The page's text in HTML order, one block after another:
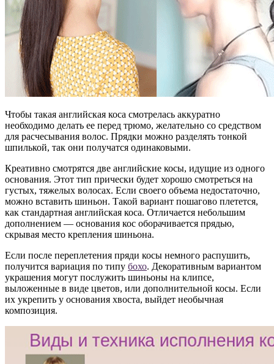
Чтобы такая английская коса смотрелась аккуратно
необходимо делать ее перед трюмо, желательно со средством
для расчесывания волос. Прядки можно разделять тонкой
шпилькой, так они получатся одинаковыми.
Креативно смотрятся две английские косы, идущие из одного
основания. Этот тип прически будет хорошо смотреться на
густых, тяжелых волосах. Если своего объема недостаточно,
можно вставить шиньон. Такой вариант пошагово плетется,
как стандартная английская коса. Отличается небольшим
дополнением — основания кос оборачивается прядью,
скрывая место крепления шиньона.
Если после переплетения пряди косы немного распушить,
получится вариация по типу бохо. Декоративным вариантом
украшения могут послужить шиньоны на клипсе,
выложенные в виде цветов, или дополнительной косы. Если
их укрепить у основания хвоста, выйдет необычная
композиция.